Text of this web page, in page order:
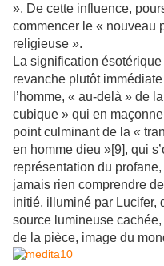
». De cette influence,
commencer le « nouveau
religieuse ».
La signification
revanche plutôt
l’homme, « au-delà » de
cubique » qui en
point culminant de la «
en homme dieu »[9], qui
représentation du
jamais rien comprendre
initié, illuminé par Lucifer,
source lumineuse
de la pièce, image du